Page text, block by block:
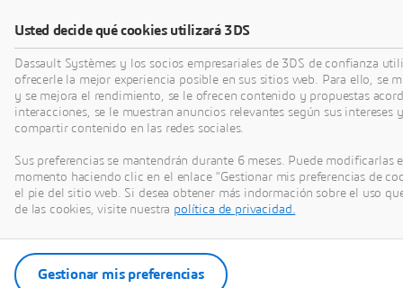
Usted decide qué cookies utilizará 3DS
Dassault Systèmes y los socios empresariales de 3DS de confianza
ofrecerle la mejor experiencia posible en sus sitios web. Para ello, se
y se mejora el rendimiento, se le ofrecen contenido y propuestas
interacciones, se le muestran anuncios relevantes según sus intereses
compartir contenido en las redes sociales.
Sus preferencias se mantendrán durante 6 meses. Puede modificarlas
momento haciendo clic en el enlace "Gestionar mis preferencias de
el pie del sitio web. Si desea obtener más indormación sobre el uso
de las cookies, visite nuestra política de privacidad.
Gestionar mis preferencias